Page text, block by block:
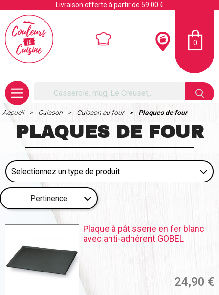
Livraison offerte à partir de 59.00 €
0
Accueil Cuisson Cuisson au four Plaques de four
PLAQUES DE FOUR
Pertinence
Plaque à pâtisserie en fer blanc
avec anti-adhérent GOBEL
24,90 €